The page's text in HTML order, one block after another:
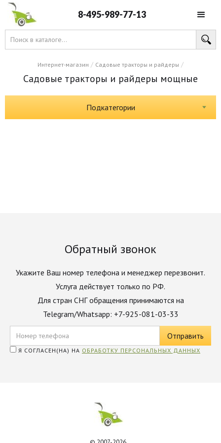
8-495-989-77-13
Интернет-магазин / Садовые тракторы и райдеры /
Садовые тракторы и райдеры мощные
Подкатегории
Обратный звонок
Укажите Ваш номер телефона и менеджер перезвонит.
Услуга действует только по РФ.
Для стран СНГ обращения принимаются на
Telegram/Whatsapp: +7-925-081-03-33
Я СОГЛАСЕН(НА) НА ОБРАБОТКУ ПЕРСОНАЛЬНЫХ ДАННЫХ